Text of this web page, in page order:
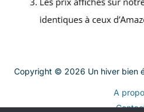
Copyright © 2026 Un hiver bien
A